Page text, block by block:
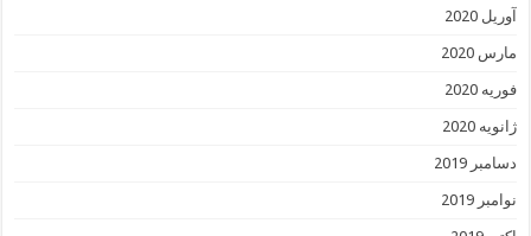
آوریل 2020
مارس 2020
فوریه 2020
ژانویه 2020
دسامبر 2019
نوامبر 2019